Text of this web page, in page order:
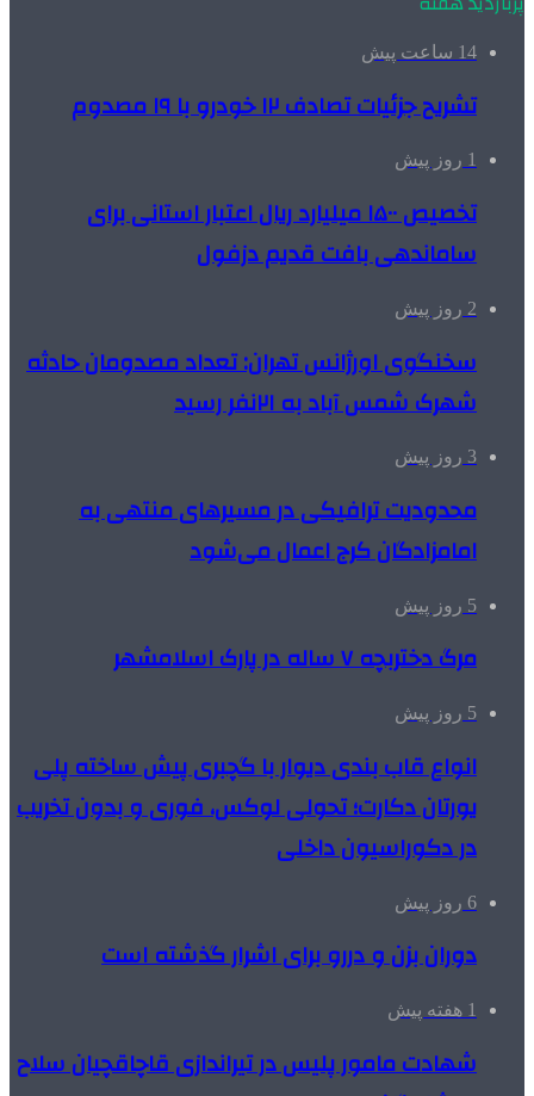
14 ساعت پیش
تشریح جزئیات تصادف ۱۲ خودرو با ۱۹ مصدوم
1 روز پیش
تخصیص ۱۵۰۰ میلیارد ریال اعتبار استانی برای
ساماندهی بافت قدیم دزفول
2 روز پیش
سخنگوی اورژانس تهران: تعداد مصدومان حادثه
شهرک شمس آباد به ۲۱نفر رسید
3 روز پیش
محدودیت ترافیکی در مسیرهای منتهی به
امامزادگان کرج اعمال می‌شود
5 روز پیش
مرگ دختربچه ۷ ساله در پارک اسلامشهر
5 روز پیش
انواع قاب بندی دیوار با گچبری پیش ساخته پلی
یورتان دکارت؛ تحولی لوکس، فوری و بدون تخریب
در دکوراسیون داخلی
6 روز پیش
دوران بزن و دررو برای اشرار گذشته است
1 هفته پیش
شهادت مامور پلیس در تیراندازی قاچاقچیان سلاح